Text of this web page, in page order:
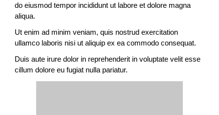
do eiusmod tempor incididunt ut labore et dolore magna
aliqua.
Ut enim ad minim veniam, quis nostrud exercitation
ullamco laboris nisi ut aliquip ex ea commodo consequat.
Duis aute irure dolor in reprehenderit in voluptate velit esse
cillum dolore eu fugiat nulla pariatur.